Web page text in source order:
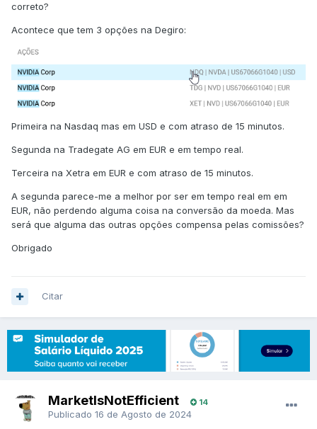
correto?
Acontece que tem 3 opções na Degiro:
Primeira na Nasdaq mas em USD e com atraso de 15 minutos.
Segunda na Tradegate AG em EUR e em tempo real.
Terceira na Xetra em EUR e com atraso de 15 minutos.
A segunda parece-me a melhor por ser em tempo real em em
EUR, não perdendo alguma coisa na conversão da moeda. Mas
será que alguma das outras opções compensa pelas comissões?
Obrigado
Citar
MarketIsNotEfficient 14
Publicado 16 de Agosto de 2024